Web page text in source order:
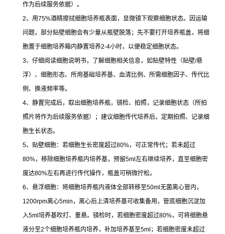
作为后续服务依据）。
2、用75%酒精擦拭细胞培养瓶表面，显微镜下观察细胞状态。因运输
问题，部分贴壁细胞会有少量从瓶壁脱落；先不要打开培养瓶盖，将细
胞置于细胞培养箱内静置培养2-4小时，以便稳定细胞状态。
3、仔细阅读细胞说明书，了解细胞相关信息，如贴壁特性（贴壁/悬
浮）、细胞形态、所用基础培养基、血清比例、所需细胞因子、传代比
例、换液频率等。
4、静置完成后，取出细胞培养瓶，镜检、拍照，记录细胞状态（所拍
照片将作为后续服务依据）；建议细胞传代培养后，定期拍照、记录细
胞生长状态。
5、贴壁细胞：若细胞生长密度超过80%，可正常传代；若未超过
80%，移除细胞培养瓶内培养基，预留5ml左右继续培养，直至细胞密
度达80%左右再进行传代操作，瓶盖可稍微拧松。
6、悬浮细胞：将细胞培养瓶内液体全部转移至50ml无菌离心管内，
1200rpm离心5min ，离心后上清培养基可收集备用，管底细胞沉淀加
入5ml培养基吹打、重悬。镜检时，若细胞密度超过80%，可将细胞悬
液分至2个细胞培养瓶内培养，补加培养基至5ml ；若细胞密度未超过